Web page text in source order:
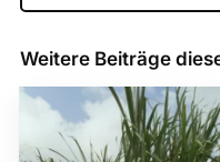
Weitere Beiträge